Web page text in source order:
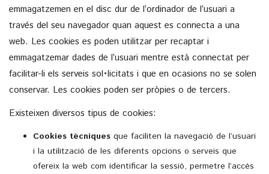
emmagatzemen en el disc dur de l’ordinador de l’usuari a
través del seu navegador quan aquest es connecta a una
web. Les cookies es poden utilitzar per recaptar i
emmagatzemar dades de l’usuari mentre està connectat per
facilitar-li els serveis sol•licitats i que en ocasions no se solen
conservar. Les cookies poden ser pròpies o de tercers.
Existeixen diversos tipus de cookies:
Cookies tècniques que faciliten la navegació de l’usuari
i la utilització de les diferents opcions o serveis que
ofereix la web com identificar la sessió, permetre l’accés